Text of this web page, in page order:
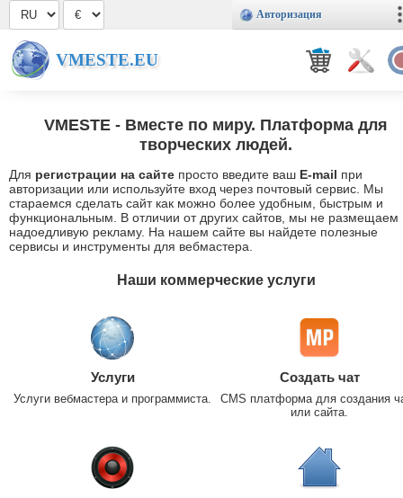
Авторизация
VMESTE.EU
VMESTE - Вместе по миру. Платформа для
творческих людей.
Для регистрации на сайте просто введите ваш E-mail при
авторизации или используйте вход через почтовый сервис. Мы
стараемся сделать сайт как можно более удобным, быстрым и
функциональным. В отличии от других сайтов, мы не размещаем
надоедливую рекламу. На нашем сайте вы найдете полезные
сервисы и инструменты для вебмастера.
Наши коммерческие услуги
Услуги
Услуги вебмастера и программиста.
Создать чат
CMS платформа для создания
или сайта.